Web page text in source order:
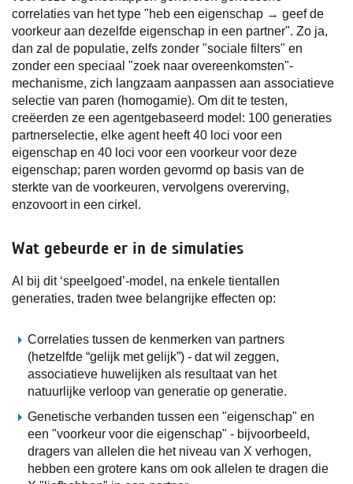
correlaties van het type "heb een eigenschap → geef de
voorkeur aan dezelfde eigenschap in een partner". Zo ja,
dan zal de populatie, zelfs zonder "sociale filters" en
zonder een speciaal "zoek naar overeenkomsten"-
mechanisme, zich langzaam aanpassen aan associatieve
selectie van paren (homogamie). Om dit te testen,
creëerden ze een agentgebaseerd model: 100 generaties
partnerselectie, elke agent heeft 40 loci voor een
eigenschap en 40 loci voor een voorkeur voor deze
eigenschap; paren worden gevormd op basis van de
sterkte van de voorkeuren, vervolgens overerving,
enzovoort in een cirkel.
Wat gebeurde er in de simulaties
Al bij dit ‘speelgoed’-model, na enkele tientallen
generaties, traden twee belangrijke effecten op:
Correlaties tussen de kenmerken van partners
(hetzelfde “gelijk met gelijk”) - dat wil zeggen,
associatieve huwelijken als resultaat van het
natuurlijke verloop van generatie op generatie.
Genetische verbanden tussen een "eigenschap" en
een "voorkeur voor die eigenschap" - bijvoorbeeld,
dragers van allelen die het niveau van X verhogen,
hebben een grotere kans om ook allelen te dragen die